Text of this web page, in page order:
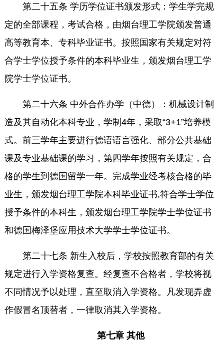
第二十五条 学历学位证书颁发形式：学生学完规
定的全部课程，考试合格，由烟台理工学院颁发普通
高等教育本、专科毕业证书。按照国家有关规定对符
合学士学位授予条件的本科毕业生，颁发烟台理工学
院学士学位证书。
第二十六条 中外合作办学（中德）：机械设计制
造及其自动化本科专业，学制4年，采取“3+1”培养模
式。前三学年主要进行德语语言强化、部分公共基础
课及专业基础课的学习，第四学年按照有关规定，合
格的学生到德国留学一年。完成学业经考核合格的毕
业生，颁发烟台理工学院本科毕业证书,符合学士学位
授予条件的本科生，颁发烟台理工学院学士学位证书
和德国梅泽堡应用技术大学学士学位证书。
第二十七条 新生入校后，学校按照教育部的有关
规定进行入学资格复查。经复查不合格者，学校将视
不同情况予以处理，直至取消入学资格。凡发现弄虚
作假冒名顶替者，一律取消其入学资格。
第七章 其他